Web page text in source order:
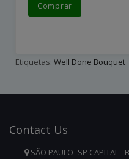
Comprar
Etiquetas: Well Done Bouquet
Contact Us
SÃO PAULO -SP CAPITAL -